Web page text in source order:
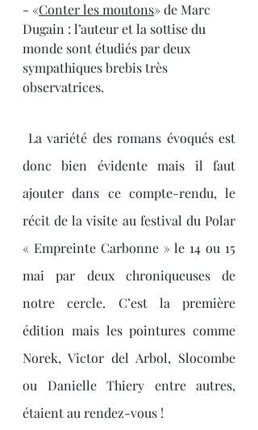
- «Conter les moutons» de Marc
Dugain : l’auteur et la sottise du
monde sont étudiés par deux
sympathiques brebis très
observatrices.
donc bien évidente mais il faut
ajouter dans ce compte-rendu, le
récit de la visite au festival du Polar
« Empreinte Carbonne » le 14 ou 15
mai par deux chroniqueuses de
notre cercle. C’est la première
édition mais les pointures comme
Norek, Victor del Arbol, Slocombe
ou Danielle Thiery entre autres,
étaient au rendez-vous !